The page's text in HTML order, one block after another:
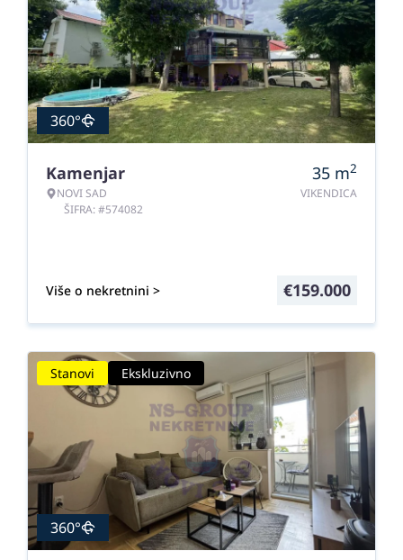
360°
Kamenjar
NOVI SAD
ŠIFRA: #574082
35 m2
VIKENDICA
Više o nekretnini > €159.000
Stanovi Ekskluzivno
360°